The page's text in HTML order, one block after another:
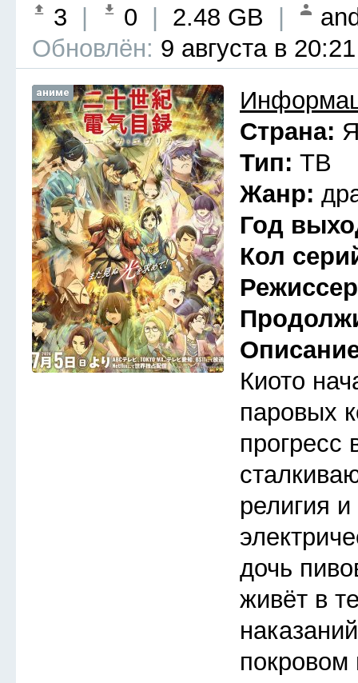
3 0 2.48 GB
Обновлён: 9 августа в 20:21
аниме
Страна:
Тип: ТВ
Жанр:
Год
Кол
Киото
паровых
прогресс
религия
дочь
живёт в
покровом